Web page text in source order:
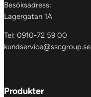
Besöksadress:
Lagergatan 1A
Tel: 0910-72 59 00
kundservice@sscgroup.se
Produkter